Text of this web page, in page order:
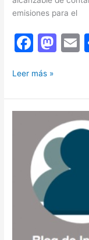
emisiones para el
F
c
e
b
o
o
k
M
o
d
o
n
l
Salud
2030,
actuando
emergencia
climática
desde
Canarias
Leer más »